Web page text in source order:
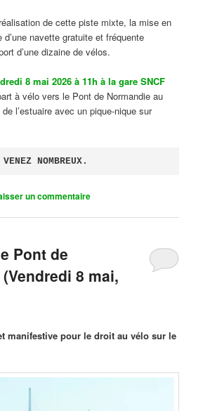
de cette piste mixte, la mise en
navette gratuite et fréquente
d’une dizaine de vélos.
8 mai 2026 à 11h à la gare SNCF
à vélo vers le Pont de Normandie au
l’estuaire avec un pique-nique sur
VENEZ NOMBREUX.
un commentaire
Pont de
8 mai,
manifestive pour le droit au vélo sur le